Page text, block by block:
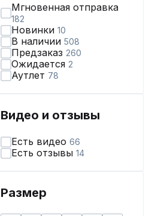
Мгновенная отправка
182
Новинки 10
В наличии 508
Предзаказ 260
Ожидается 2
Аутлет 78
Видео и отзывы
Есть видео 66
Есть отзывы 14
Размер